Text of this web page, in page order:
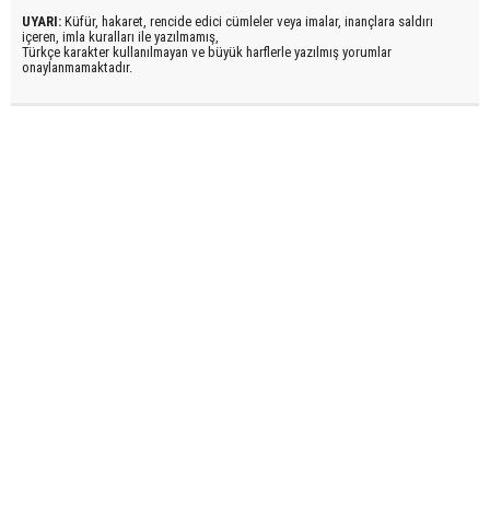
UYARI: Küfür, hakaret, rencide edici cümleler veya imalar, inançlara saldırı
içeren, imla kuralları ile yazılmamış,
Türkçe karakter kullanılmayan ve büyük harflerle yazılmış yorumlar
onaylanmamaktadır.